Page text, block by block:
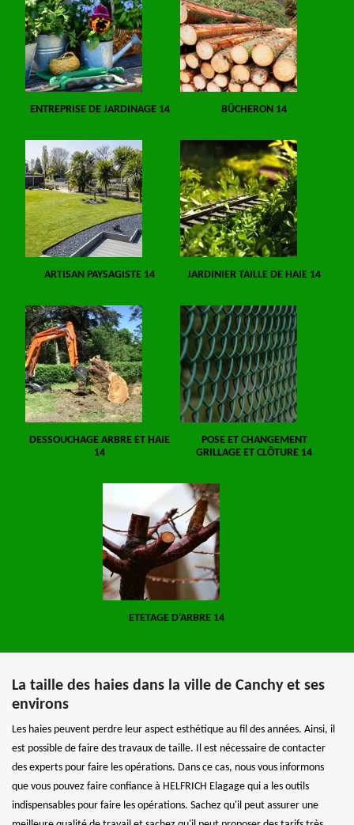
ENTREPRISE DE JARDINAGE 14 BÛCHERON 14
ARTISAN PAYSAGISTE 14 JARDINIER TAILLE DE HAIE 14
DESSOUCHAGE ARBRE ET HAIE
14
POSE ET CHANGEMENT
GRILLAGE ET CLÔTURE 14
ETETAGE D'ARBRE 14
La taille des haies dans la ville de Canchy et ses
environs
Les haies peuvent perdre leur aspect esthétique au fil des années. Ainsi, il
est possible de faire des travaux de taille. Il est nécessaire de contacter
des experts pour faire les opérations. Dans ce cas, nous vous informons
que vous pouvez faire confiance à HELFRICH Elagage qui a les outils
indispensables pour faire les opérations. Sachez qu'il peut assurer une